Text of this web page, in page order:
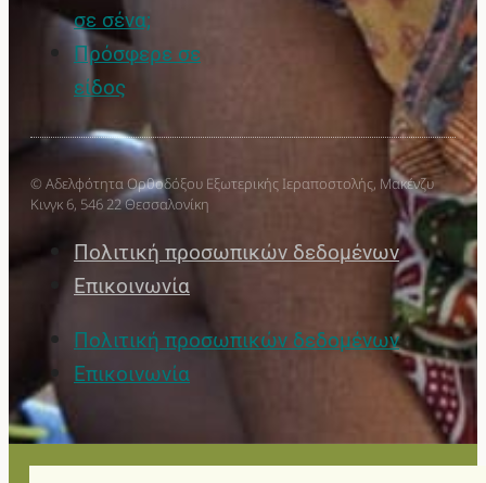
σε σένα;
Πρόσφερε σε
είδος
© Αδελφότητα Ορθοδόξου Εξωτερικής Ιεραποστολής, Μακένζυ
Κινγκ 6, 546 22 Θεσσαλονίκη
Πολιτική προσωπικών δεδομένων
Επικοινωνία
Πολιτική προσωπικών δεδομένων
Επικοινωνία